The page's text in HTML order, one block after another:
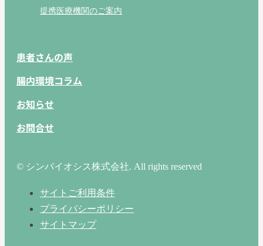
提携医療機関のご案内
患者さんの声
腸内環境コラム
お知らせ
お問合せ
© シンバイオシス株式会社. All rights reserved
サイトご利用条件
プライバシーポリシー
サイトマップ